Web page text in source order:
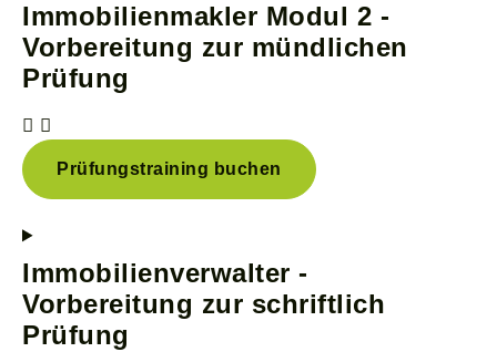
Immobilienmakler Modul 2 -
Vorbereitung zur mündlichen
Prüfung
Prüfungstraining buchen
Immobilienverwalter -
Vorbereitung zur schriftlich
Prüfung